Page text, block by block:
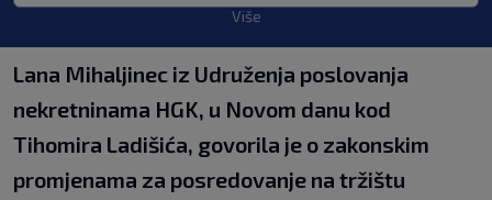
Više
Lana Mihaljinec iz Udruženja poslovanja
nekretninama HGK, u Novom danu kod
Tihomira Ladišića, govorila je o zakonskim
promjenama za posredovanje na tržištu